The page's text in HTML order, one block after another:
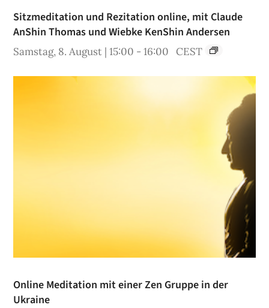
Sitzmeditation und Rezitation online, mit Claude
AnShin Thomas und Wiebke KenShin Andersen
Samstag, 8. August | 15:00 -16:00 CEST
Online Meditation mit einer Zen Gruppe in der
Ukraine